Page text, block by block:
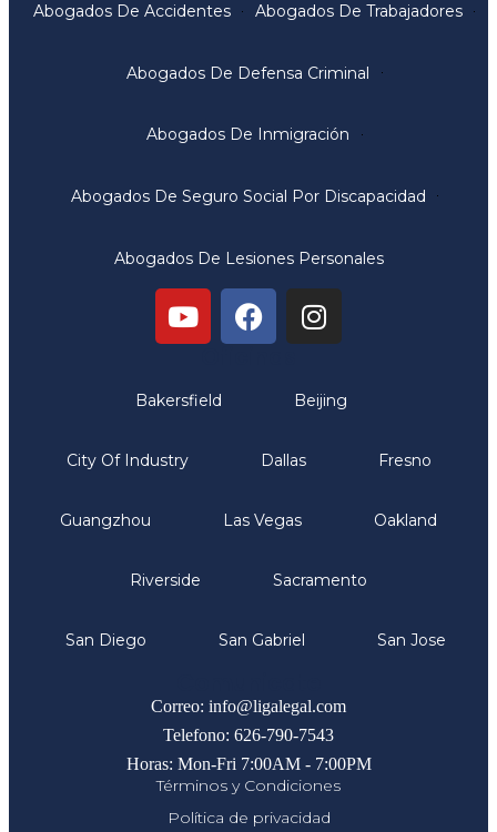
Abogados De Accidentes Abogados De Trabajadores
Abogados De Defensa Criminal
Abogados De Inmigración
Abogados De Seguro Social Por Discapacidad
Abogados De Lesiones Personales
Bakersfield Beijing
City Of Industry Dallas Fresno
Guangzhou Las Vegas Oakland
Riverside Sacramento
San Diego San Gabriel San Jose
Correo: info@ligalegal.com
Telefono: 626-790-7543
Horas: Mon-Fri 7:00AM - 7:00PM
Términos y Condiciones
Política de privacidad